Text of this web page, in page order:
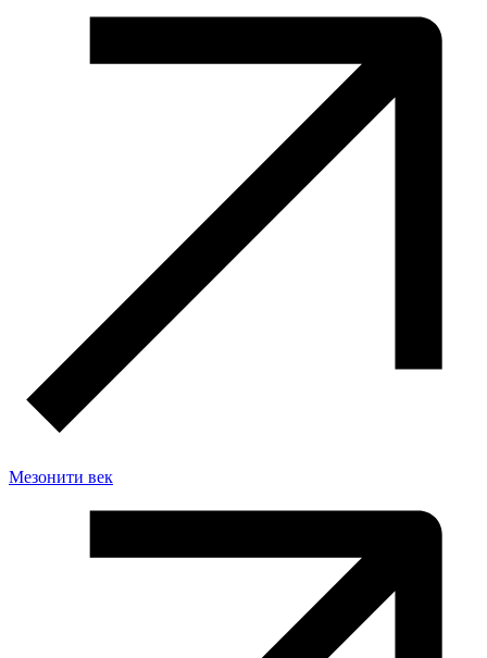
Мезонити век